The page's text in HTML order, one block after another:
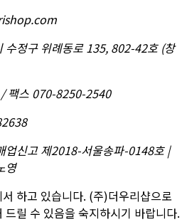
수정구 위례동로 135, 802-42호 (창
팩스 070-8250-2540
업신고 제2018-서울송파-0148호 |
영
하고 있습니다. (주)더우리샵으로
릴 수 있음을 숙지하시기 바랍니다.